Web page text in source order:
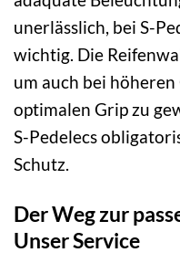
unerlässlich, bei S-
wichtig. Die
um auch bei
optimalen Grip zu
S-Pedelecs
Schutz.
Der Weg zur
Unser Service